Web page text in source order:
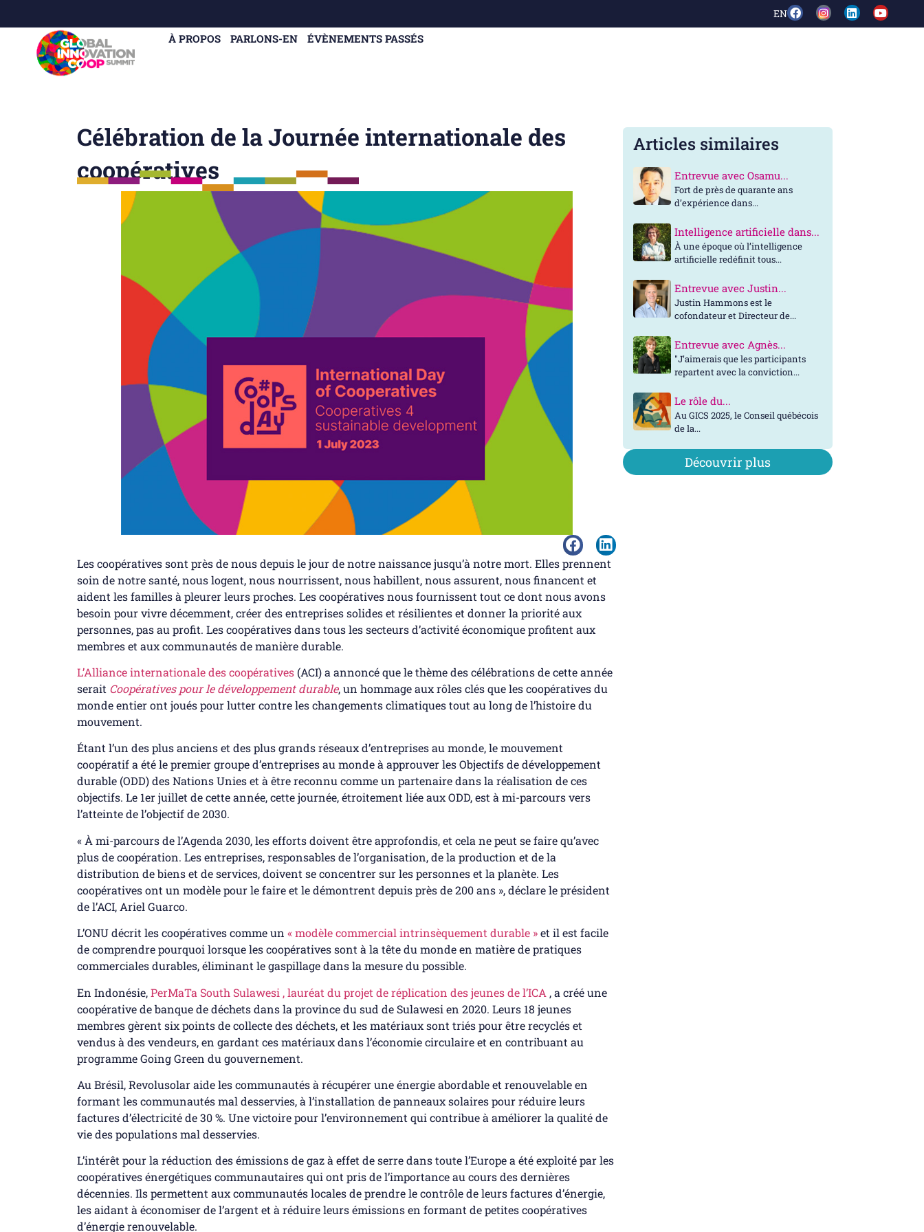
EN
À PROPOS PARLONS-EN ÉVÈNEMENTS PASSÉS
Célébration de la Journée internationale des
coopératives
Les coopératives sont près de nous depuis le jour de notre naissance jusqu’à notre mort. Elles prennent
soin de notre santé, nous logent, nous nourrissent, nous habillent, nous assurent, nous financent et
aident les familles à pleurer leurs proches. Les coopératives nous fournissent tout ce dont nous avons
besoin pour vivre décemment, créer des entreprises solides et résilientes et donner la priorité aux
personnes, pas au profit. Les coopératives dans tous les secteurs d’activité économique profitent aux
membres et aux communautés de manière durable.
L’Alliance internationale des coopératives (ACI) a annoncé que le thème des célébrations de cette année
serait Coopératives pour le développement durable, un hommage aux rôles clés que les coopératives du
monde entier ont joués pour lutter contre les changements climatiques tout au long de l’histoire du
mouvement.
Étant l’un des plus anciens et des plus grands réseaux d’entreprises au monde, le mouvement
coopératif a été le premier groupe d’entreprises au monde à approuver les Objectifs de développement
durable (ODD) des Nations Unies et à être reconnu comme un partenaire dans la réalisation de ces
objectifs. Le 1er juillet de cette année, cette journée, étroitement liée aux ODD, est à mi-parcours vers
l’atteinte de l’objectif de 2030.
« À mi-parcours de l’Agenda 2030, les efforts doivent être approfondis, et cela ne peut se faire qu’avec
plus de coopération. Les entreprises, responsables de l’organisation, de la production et de la
distribution de biens et de services, doivent se concentrer sur les personnes et la planète. Les
coopératives ont un modèle pour le faire et le démontrent depuis près de 200 ans », déclare le président
de l’ACI, Ariel Guarco.
L’ONU décrit les coopératives comme un « modèle commercial intrinsèquement durable »et il est facile
de comprendre pourquoi lorsque les coopératives sont à la tête du monde en matière de pratiques
commerciales durables, éliminant le gaspillage dans la mesure du possible.
En Indonésie,PerMaTa South Sulawesi ,lauréat du projet de réplication des jeunes de l’ICA , a créé une
coopérative de banque de déchets dans la province du sud de Sulawesi en 2020. Leurs 18 jeunes
membres gèrent six points de collecte des déchets, et les matériaux sont triés pour être recyclés et
vendus à des vendeurs, en gardant ces matériaux dans l’économie circulaire et en contribuant au
programme Going Green du gouvernement.
Au Brésil, Revolusolar aide les communautés à récupérer une énergie abordable et renouvelable en
formant les communautés mal desservies, à l’installation de panneaux solaires pour réduire leurs
factures d’électricité de 30 %. Une victoire pour l’environnement qui contribue à améliorer la qualité de
vie des populations mal desservies.
L’intérêt pour la réduction des émissions de gaz à effet de serre dans toute l’Europe a été exploité par les
coopératives énergétiques communautaires qui ont pris de l’importance au cours des dernières
décennies. Ils permettent aux communautés locales de prendre le contrôle de leurs factures d’énergie,
les aidant à économiser de l’argent et à réduire leurs émissions en formant de petites coopératives
d’énergie renouvelable.
Articles similaires
Entrevue avec Osamu...
Fort de près de quarante ans
d’expérience dans...
Intelligence artificielle dans...
À une époque où l’intelligence
artificielle redéfinit tous...
Entrevue avec Justin...
Justin Hammons est le
cofondateur et Directeur de...
Entrevue avec Agnès...
"J’aimerais que les participants
repartent avec la conviction...
Le rôle du...
Au GICS 2025, le Conseil québécois
de la...
Découvrir plus